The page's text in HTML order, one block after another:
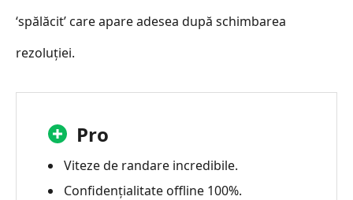
‘spălăcit’ care apare adesea după schimbarea
rezoluției.
Pro
Viteze de randare incredibile.
Confidențialitate offline 100%.